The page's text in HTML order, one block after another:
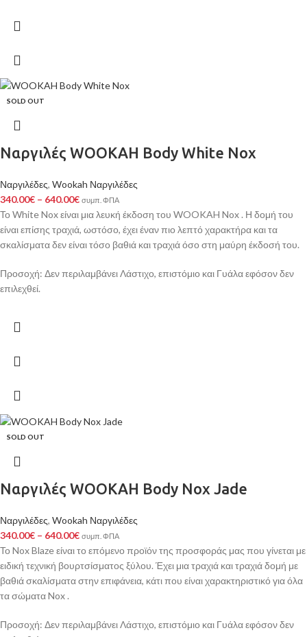
SOLD OUT
Ναργιλές WOOKAH Body White Nox
Ναργιλέδες, Wookah Ναργιλέδες
340.00€ – 640.00€ συμπ. ΦΠΑ
Το White Nox είναι μια λευκή έκδοση του WOOKAH Nox . Η δομή του
είναι επίσης τραχιά, ωστόσο, έχει έναν πιο λεπτό χαρακτήρα και τα
σκαλίσματα δεν είναι τόσο βαθιά και τραχιά όσο στη μαύρη έκδοσή του.
Προσοχή: Δεν περιλαμβάνει Λάστιχο, επιστόμιο και Γυάλα εφόσον δεν
επιλεχθεί.
SOLD OUT
Ναργιλές WOOKAH Body Nox Jade
Ναργιλέδες, Wookah Ναργιλέδες
340.00€ – 640.00€ συμπ. ΦΠΑ
Το Nox Blaze είναι το επόμενο προϊόν της προσφοράς μας που γίνεται με
ειδική τεχνική βουρτσίσματος ξύλου. Έχει μια τραχιά και τραχιά δομή με
βαθιά σκαλίσματα στην επιφάνεια, κάτι που είναι χαρακτηριστικό για όλα
τα σώματα Nox .
Προσοχή: Δεν περιλαμβάνει Λάστιχο, επιστόμιο και Γυάλα εφόσον δεν